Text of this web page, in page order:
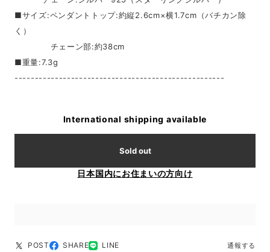
■サイズ:ペンダントトップ:約縦2.6cm×横1.7cm（バチカン除
く）
チェーン部:約38cm
■重量:7.3g
----------------------------------------------------
International shipping available
Sold out
日本国内にお住まいの方向け
POST SHARE LINE 通報する